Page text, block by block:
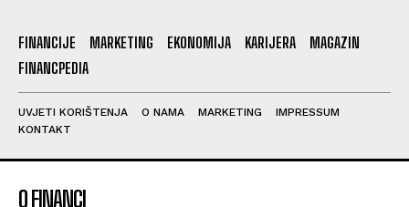
FINANCIJE MARKETING EKONOMIJA KARIJERA
MAGAZIN
FINANCPEDIA
UVJETI KORIŠTENJA O NAMA MARKETING
IMPRESSUM
KONTAKT
O FINANCI